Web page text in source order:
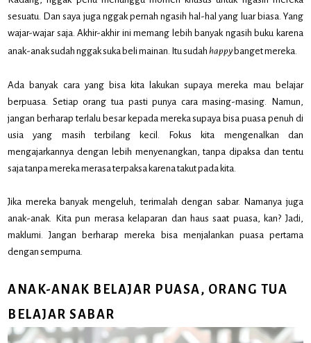
sesuatu. Dan saya juga nggak pernah ngasih hal-hal yang luar biasa. Yang
wajar-wajar saja. Akhir-akhir ini memang lebih banyak ngasih buku karena
anak-anak sudah nggak suka beli mainan. Itu sudahhappy banget mereka.
Ada banyak cara yang bisa kita lakukan supaya mereka mau belajar
berpuasa. Setiap orang tua pasti punya cara masing-masing. Namun,
jangan berharap terlalu besar kepada mereka supaya bisa puasa penuh di
usia yang masih terbilang kecil. Fokus kita mengenalkan dan
mengajarkannya dengan lebih menyenangkan, tanpa dipaksa dan tentu
saja tanpa mereka merasa terpaksa karena takut pada kita.
Jika mereka banyak mengeluh, terimalah dengan sabar. Namanya juga
anak-anak. Kita pun merasa kelaparan dan haus saat puasa, kan? Jadi,
maklumi. Jangan berharap mereka bisa menjalankan puasa pertama
dengan sempurna.
ANAK-ANAK BELAJAR PUASA, ORANG TUA
BELAJAR SABAR